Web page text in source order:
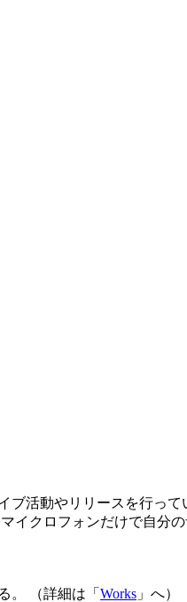
活動やリリースを行って
イクロフォンだけで自分
。 （詳細は「 Works 」へ）